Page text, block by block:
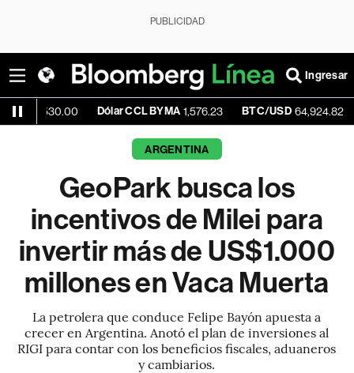
PUBLICIDAD
Ingresar
Dólar CCL BYMA 1,576.23 BTC/USD 64,924.82 +0.83%
ARGENTINA
GeoPark busca los
incentivos de Milei para
invertir más de US$1.000
millones en Vaca Muerta
La petrolera que conduce Felipe Bayón apuesta a
crecer en Argentina. Anotó el plan de inversiones al
RIGI para contar con los beneficios fiscales, aduaneros
y cambiarios.